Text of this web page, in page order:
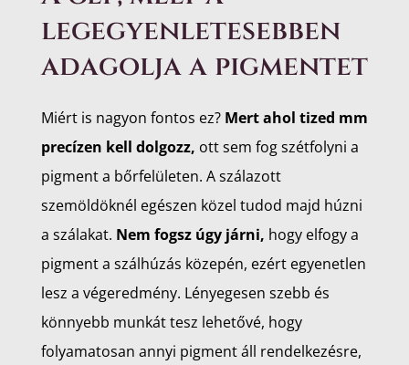
legegyenletesebben
adagolja a pigmentet
Miért is nagyon fontos ez? Mert ahol tized mm
precízen kell dolgozz, ott sem fog szétfolyni a
pigment a bőrfelületen. A szálazott
szemöldöknél egészen közel tudod majd húzni
a szálakat. Nem fogsz úgy járni, hogy elfogy a
pigment a szálhúzás közepén, ezért egyenetlen
lesz a végeredmény. Lényegesen szebb és
könnyebb munkát tesz lehetővé, hogy
folyamatosan annyi pigment áll rendelkezésre,